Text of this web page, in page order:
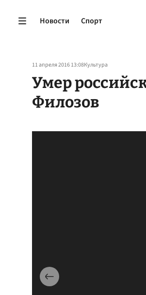
Новости Спорт
11 апреля 2016 13:08Культура
Умер
Филозов